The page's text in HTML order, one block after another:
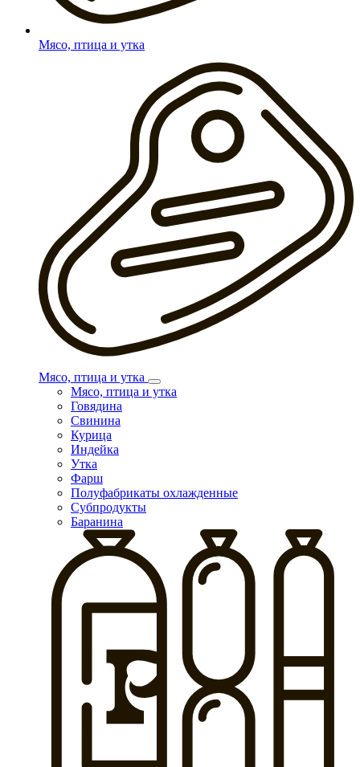
Мясо, птица и утка
Мясо, птица и утка
Мясо, птица и утка
Говядина
Свинина
Курица
Индейка
Утка
Фарш
Полуфабрикаты охлажденные
Субпродукты
Баранина